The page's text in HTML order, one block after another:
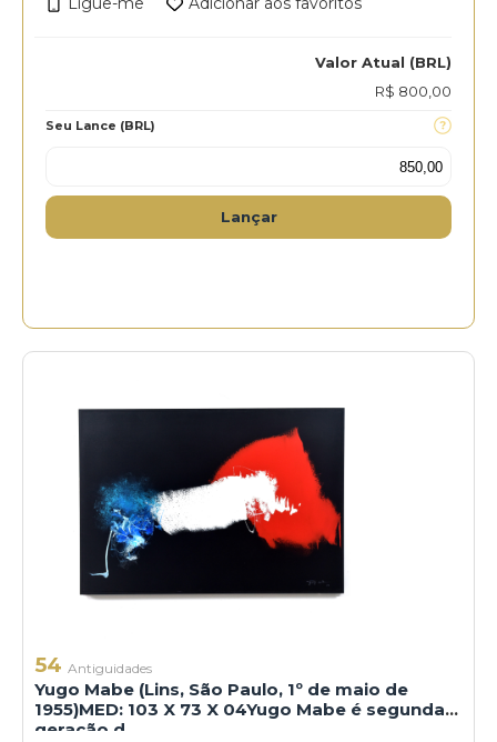
Valor Atual (BRL)
R$ 800,00
Seu Lance (BRL)
Lançar
54 Antiguidades
Yugo Mabe (Lins, São Paulo, 1º de maio de
1955)MED: 103 X 73 X 04Yugo Mabe é segunda
geração d